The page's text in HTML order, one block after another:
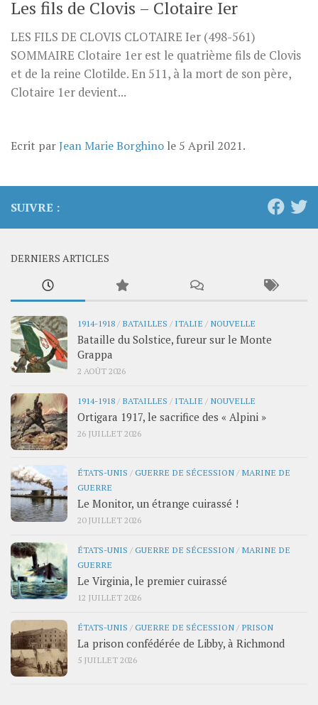
Les fils de Clovis – Clotaire Ier
LES FILS DE CLOVIS CLOTAIRE Ier (498-561)
SOMMAIRE Clotaire 1er est le quatrième fils de Clovis
et de la reine Clotilde. En 511, à la mort de son père,
Clotaire 1er devient...
Ecrit parJean Marie Borghino le 5 April 2021.
SUIVRE :
DERNIERS ARTICLES
1914-1918/ BATAILLES / ITALIE / NOUVELLE
Bataille du Solstice, fureur sur le Monte
Grappa
2 AOÛT 2026
1914-1918/ BATAILLES / ITALIE / NOUVELLE
Ortigara 1917, le sacrifice des « Alpini »
26 JUILLET 2026
ÉTATS-UNIS /GUERRE DE SÉCESSION/ MARINE DE
GUERRE
Le Monitor, un étrange cuirassé !
20 JUILLET 2026
ÉTATS-UNIS /GUERRE DE SÉCESSION/ MARINE DE
GUERRE
Le Virginia, le premier cuirassé
12 JUILLET 2026
ÉTATS-UNIS /GUERRE DE SÉCESSION/ PRISON
La prison confédérée de Libby, à Richmond
5 JUILLET 2026